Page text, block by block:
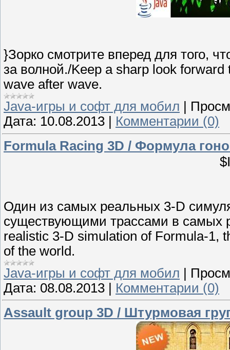
}Зорко смотрите вперед для того,
за волной./Keep a sharp look
wave after wave.
Java-игры и софт для мобил
Дата: 10.08.2013
Комментарии (0)
Formula Racing 3D / Формула
Один из самых реальных 3-D
существующими трассами в самых
realistic 3-D simulation of Formula-1,
of the world.
Java-игры и софт для мобил
Дата: 08.08.2013
Комментарии (0)
Assault group 3D / Штурмовая